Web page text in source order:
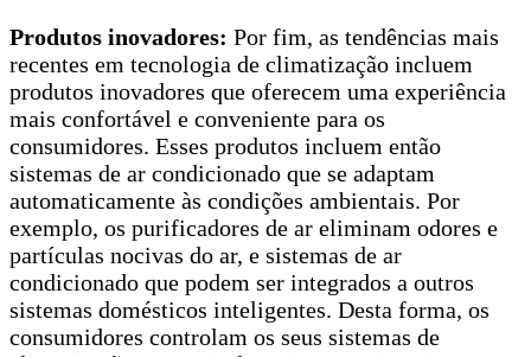
Produtos inovadores: Por fim, as tendências mais
recentes em tecnologia de climatização incluem
produtos inovadores que oferecem uma experiência
mais confortável e conveniente para os
consumidores. Esses produtos incluem então
sistemas de ar condicionado que se adaptam
automaticamente às condições ambientais. Por
exemplo, os purificadores de ar eliminam odores e
partículas nocivas do ar, e sistemas de ar
condicionado que podem ser integrados a outros
sistemas domésticos inteligentes. Desta forma, os
consumidores controlam os seus sistemas de